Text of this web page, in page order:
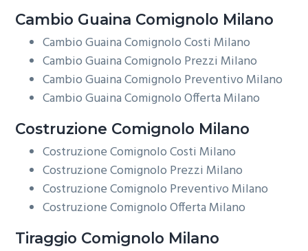
Cambio Guaina Comignolo Milano
Cambio Guaina Comignolo Costi Milano
Cambio Guaina Comignolo Prezzi Milano
Cambio Guaina Comignolo Preventivo Milano
Cambio Guaina Comignolo Offerta Milano
Costruzione Comignolo Milano
Costruzione Comignolo Costi Milano
Costruzione Comignolo Prezzi Milano
Costruzione Comignolo Preventivo Milano
Costruzione Comignolo Offerta Milano
Tiraggio Comignolo Milano